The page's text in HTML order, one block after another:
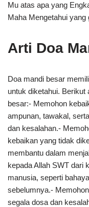
Mu atas apa yang
Maha Mengetahui yang
Arti Doa
Doa mandi besar
untuk diketahui. Berikut
besar:- Memohon
ampunan, tawakal,
dan kesalahan.-
kebaikan yang tidak
membantu dalam
kepada Allah SWT dari
manusia, seperti
sebelumnya.-
segala dosa dan